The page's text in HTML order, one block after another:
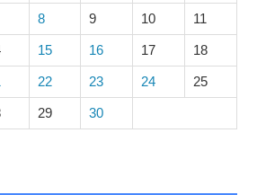
8 9 10 11
15 16 17 18
22 23 24 25
29 30